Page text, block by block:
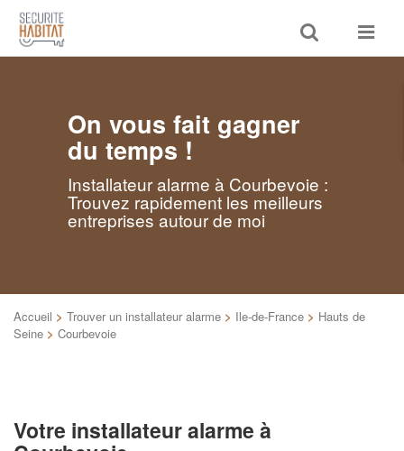
Toggle
search
Toggle
On vous fait gagner
du temps !
Installateur alarme à Courbevoie :
Trouvez rapidement les meilleurs
entreprises autour de moi
Accueil > Trouver un installateur alarme > Ile-de-France > Hauts de
Seine > Courbevoie
Votre installateur alarme à